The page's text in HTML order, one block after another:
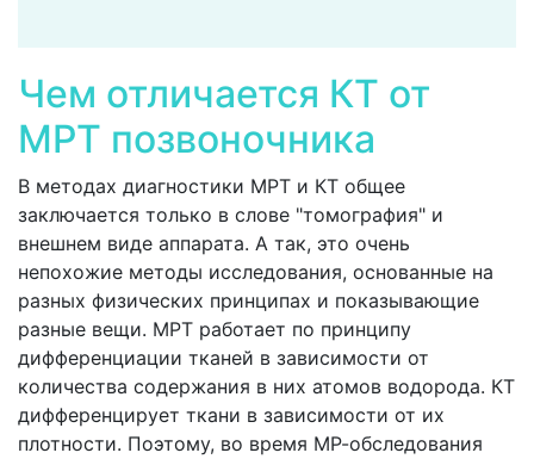
Чем отличается КТ от
МРТ позвоночника
В методах диагностики МРТ и КТ общее
заключается только в слове "томография" и
внешнем виде аппарата. А так, это очень
непохожие методы исследования, основанные на
разных физических принципах и показывающие
разные вещи. МРТ работает по принципу
дифференциации тканей в зависимости от
количества содержания в них атомов водорода. КТ
дифференцирует ткани в зависимости от их
плотности. Поэтому, во время МР-обследования